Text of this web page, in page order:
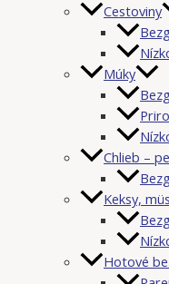
Cestoviny
Múky
Chlieb –
Keksy,
Hotové